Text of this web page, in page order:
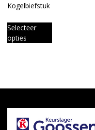
Kogelbiefstuk
Selecteer
opties